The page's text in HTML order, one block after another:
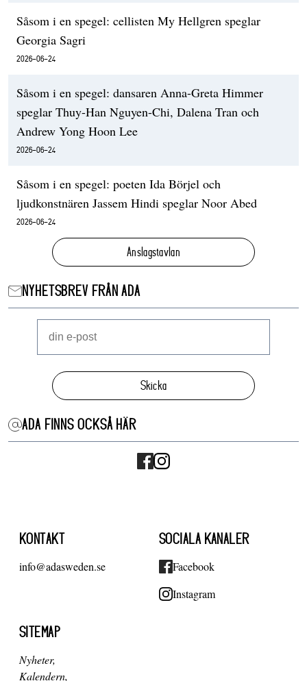
Såsom i en spegel: cellisten My Hellgren speglar
Georgia Sagri
2026-06-24
Såsom i en spegel: dansaren Anna-Greta Himmer
speglar Thuy-Han Nguyen-Chi, Dalena Tran och
Andrew Yong Hoon Lee
2026-06-24
Såsom i en spegel: poeten Ida Börjel och
ljudkonstnären Jassem Hindi speglar Noor Abed
2026-06-24
Anslagstavlan
NYHETSBREV FRÅN ADA
Skicka
ADA FINNS OCKSÅ HÄR
KONTAKT
info@adasweden.se
SOCIALA KANALER
Facebook
Instagram
SITEMAP
Nyheter
Kalendern